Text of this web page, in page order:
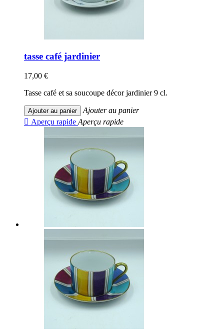
tasse café jardinier
17,00 €
Tasse café et sa soucoupe décor jardinier 9 cl.
Ajouter au panier
Ajouter au panier
 Aperçu rapide Aperçu rapide